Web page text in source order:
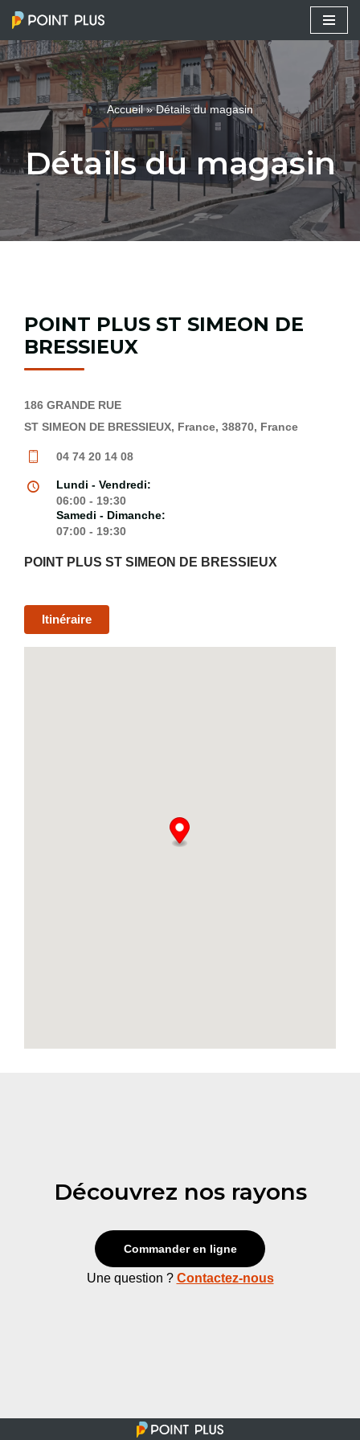
Aller
au
contenu
Accueil»Détails du magasin
Détails du magasin
POINT PLUS ST SIMEON DE
BRESSIEUX
186 GRANDE RUE
ST SIMEON DE BRESSIEUX, France, 38870, France
04 74 20 14 08
Lundi - Vendredi:
06:00 - 19:30
Samedi - Dimanche:
07:00 - 19:30
POINT PLUS ST SIMEON DE BRESSIEUX
Itinéraire
Découvrez nos rayons
Commander en ligne
Une question ? Contactez-nous